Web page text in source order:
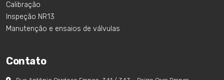
Calibração
Inspeção NR13
Manutenção e ensaios de válvulas
Contato